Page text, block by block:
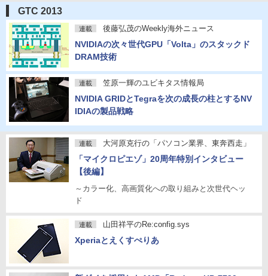
GTC 2013
連載 後藤弘茂のWeekly海外ニュース
NVIDIAの次々世代GPU「Volta」のスタックド
DRAM技術
連載 笠原一輝のユビキタス情報局
NVIDIA GRIDとTegraを次の成長の柱とするNV
IDIAの製品戦略
連載 大河原克行の「パソコン業界、東奔西走」
「マイクロピエゾ」20周年特別インタビュー
【後編】
～カラー化、高画質化への取り組みと次世代ヘッ
ド
連載 山田祥平のRe:config.sys
Xperiaとえくすぺりあ